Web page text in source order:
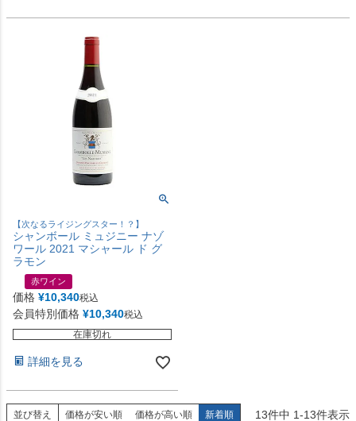
【次なるライジングスター！？】
シャンボール ミュジニー ナゾ
ワール 2021 マシャール ド グ
ラモン
赤ワイン
価格 ¥10,340税込
会員特別価格 ¥10,340税込
在庫切れ
詳細を見る
並び替え 価格が安い順 価格が高い順 新着順 13件中 1-13件表示